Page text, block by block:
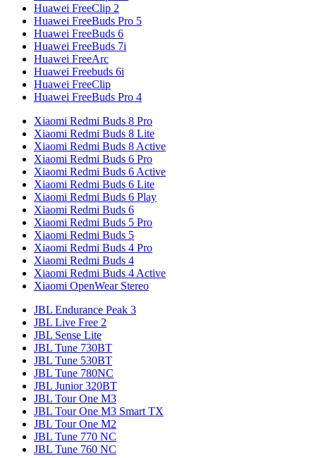
Huawei FreeClip 2
Huawei FreeBuds Pro 5
Huawei FreeBuds 6
Huawei FreeBuds 7i
Huawei FreeArc
Huawei Freebuds 6i
Huawei FreeClip
Huawei FreeBuds Pro 4
Xiaomi Redmi Buds 8 Pro
Xiaomi Redmi Buds 8 Lite
Xiaomi Redmi Buds 8 Active
Xiaomi Redmi Buds 6 Pro
Xiaomi Redmi Buds 6 Active
Xiaomi Redmi Buds 6 Lite
Xiaomi Redmi Buds 6 Play
Xiaomi Redmi Buds 6
Xiaomi Redmi Buds 5 Pro
Xiaomi Redmi Buds 5
Xiaomi Redmi Buds 4 Pro
Xiaomi Redmi Buds 4
Xiaomi Redmi Buds 4 Active
Xiaomi OpenWear Stereo
JBL Endurance Peak 3
JBL Live Free 2
JBL Sense Lite
JBL Tune 730BT
JBL Tune 530BT
JBL Tune 780NC
JBL Junior 320BT
JBL Tour One M3
JBL Tour One M3 Smart TX
JBL Tour One M2
JBL Tune 770 NC
JBL Tune 760 NC